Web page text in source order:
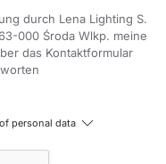
durch Lena Lighting S.
000 Środa Wlkp. meine
das Kontaktformular
personal data